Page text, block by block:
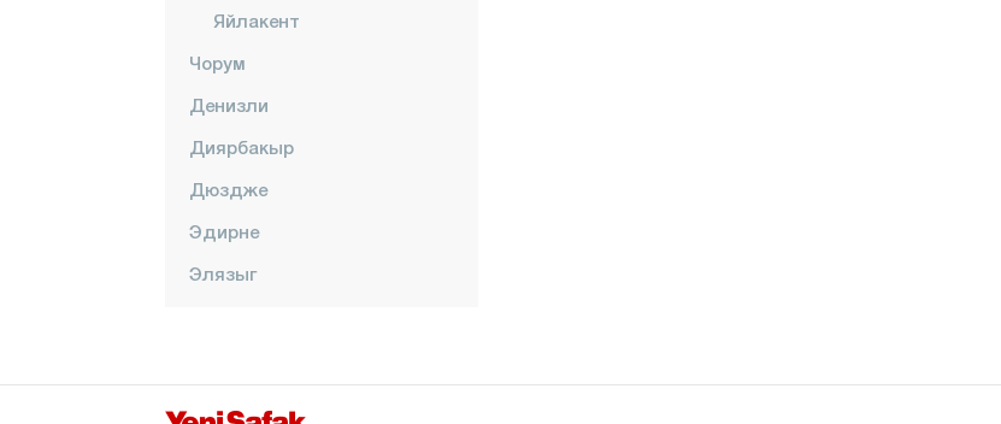
Яйлакент
Чорум
Денизли
Диярбакыр
Дюздже
Эдирне
Элязыг